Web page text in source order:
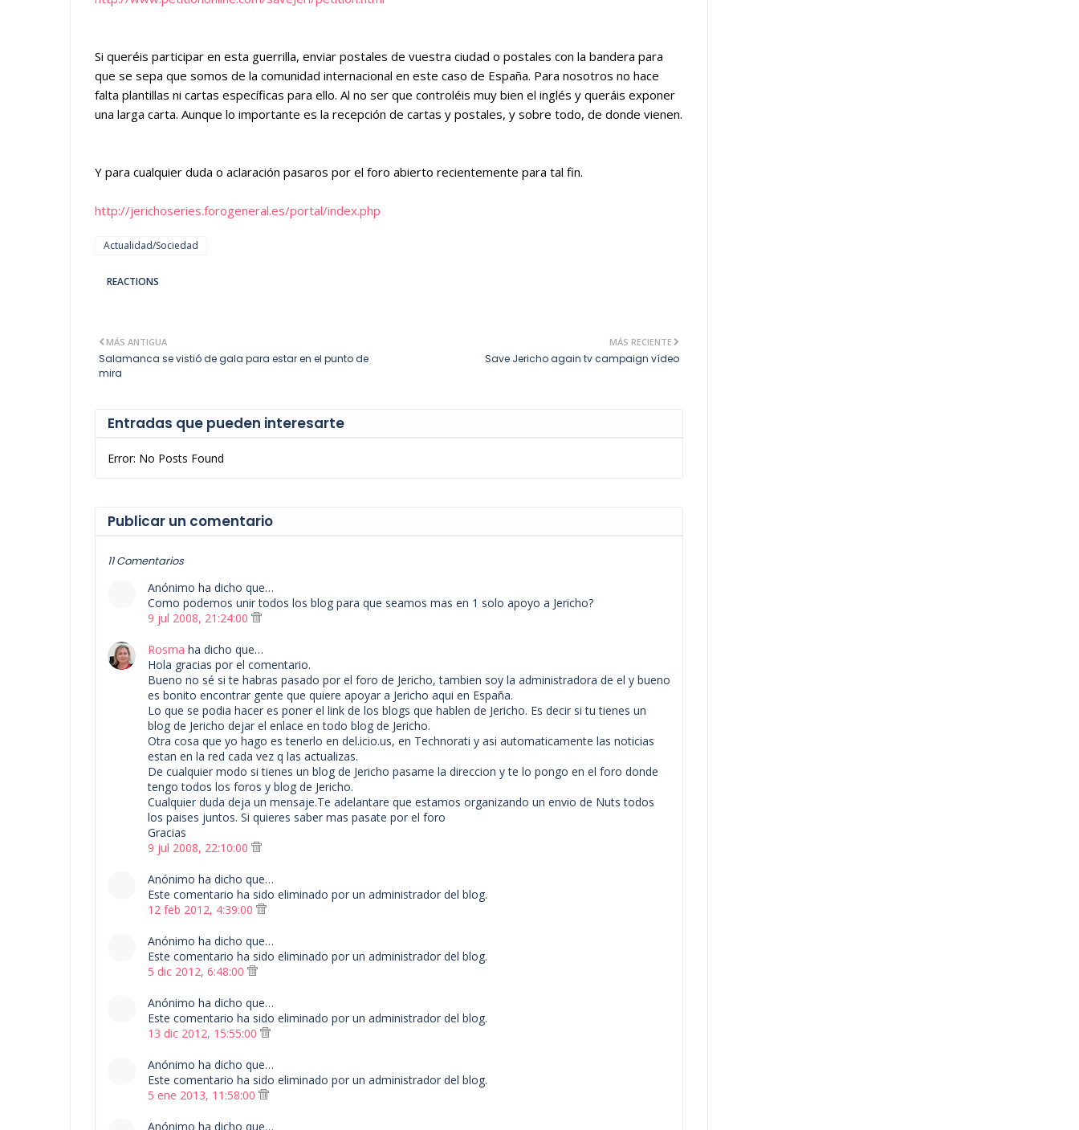
Si queréis participar en esta guerrilla, enviar postales de vuestra ciudad o postales con la bandera para
que se sepa que somos de la comunidad internacional en este caso de España. Para nosotros no hace
falta plantillas ni cartas específicas para ello. Al no ser que controléis muy bien el inglés y queráis exponer
una larga carta. Aunque lo importante es la recepción de cartas y postales, y sobre todo, de donde vienen.
Y para cualquier duda o aclaración pasaros por el foro abierto recientemente para tal fin.
http://jerichoseries.forogeneral.es/portal/index.php
Actualidad/Sociedad
REACTIONS
MÁS RECIENTE
Save Jericho again tv campaign vídeo
MÁS ANTIGUA
Salamanca se vistió de gala para estar en el punto de
mira
Entradas que pueden interesarte
Error: No Posts Found
Publicar un comentario
11 Comentarios
Anónimo ha dicho que…
Como podemos unir todos los blog para que seamos mas en 1 solo apoyo a Jericho?
9 jul 2008, 21:24:00
Rosma ha dicho que…
Hola gracias por el comentario.
Bueno no sé si te habras pasado por el foro de Jericho, tambien soy la administradora de el y bueno
es bonito encontrar gente que quiere apoyar a Jericho aqui en España.
Lo que se podia hacer es poner el link de los blogs que hablen de Jericho. Es decir si tu tienes un
blog de Jericho dejar el enlace en todo blog de Jericho.
Otra cosa que yo hago es tenerlo en del.icio.us, en Technorati y asi automaticamente las noticias
estan en la red cada vez q las actualizas.
De cualquier modo si tienes un blog de Jericho pasame la direccion y te lo pongo en el foro donde
tengo todos los foros y blog de Jericho.
Cualquier duda deja un mensaje.Te adelantare que estamos organizando un envio de Nuts todos
los paises juntos. Si quieres saber mas pasate por el foro
Gracias
9 jul 2008, 22:10:00
Anónimo ha dicho que…
Este comentario ha sido eliminado por un administrador del blog.
12 feb 2012, 4:39:00
Anónimo ha dicho que…
Este comentario ha sido eliminado por un administrador del blog.
5 dic 2012, 6:48:00
Anónimo ha dicho que…
Este comentario ha sido eliminado por un administrador del blog.
13 dic 2012, 15:55:00
Anónimo ha dicho que…
Este comentario ha sido eliminado por un administrador del blog.
5 ene 2013, 11:58:00
Anónimo ha dicho que…